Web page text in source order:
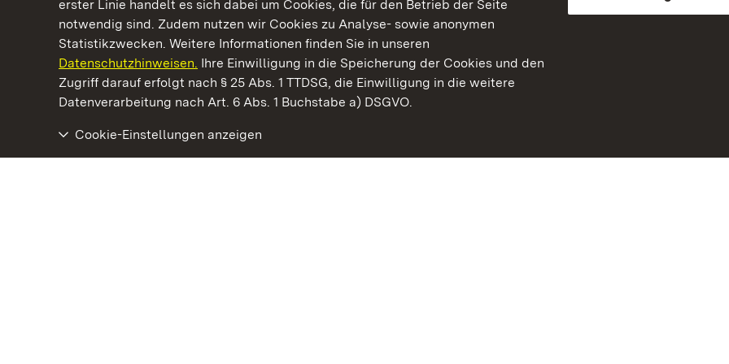
erster Linie handelt es sich dabei um Cookies, die für den Betrieb der Seite
notwendig sind. Zudem nutzen wir Cookies zu Analyse- sowie anonymen
Statistikzwecken. Weitere Informationen finden Sie in unseren
Datenschutzhinweisen. Ihre Einwilligung in die Speicherung der Cookies und den
Zugriff darauf erfolgt nach § 25 Abs. 1 TTDSG, die Einwilligung in die weitere
Datenverarbeitung nach Art. 6 Abs. 1 Buchstabe a) DSGVO.
Cookie-Einstellungen anzeigen
Kommen. Staunen. Genießen.